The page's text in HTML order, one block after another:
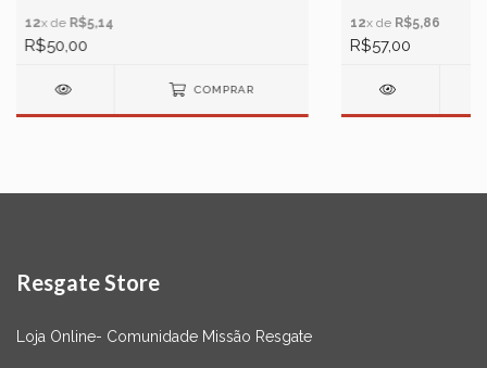
12x de R$5,14
R$50,00
COMPRAR
12x de R$5,86
R$57,00
Resgate Store
Loja Online- Comunidade Missão Resgate